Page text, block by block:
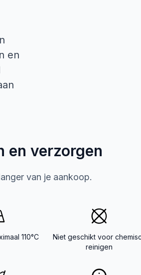
en
en verzorgen
van je aankoop.
110°C
Niet geschikt voor
reinigen